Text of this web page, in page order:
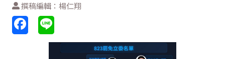
撰稿編輯：楊仁翔